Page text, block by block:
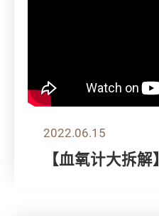
2022.06.15
【血氧计大拆解】